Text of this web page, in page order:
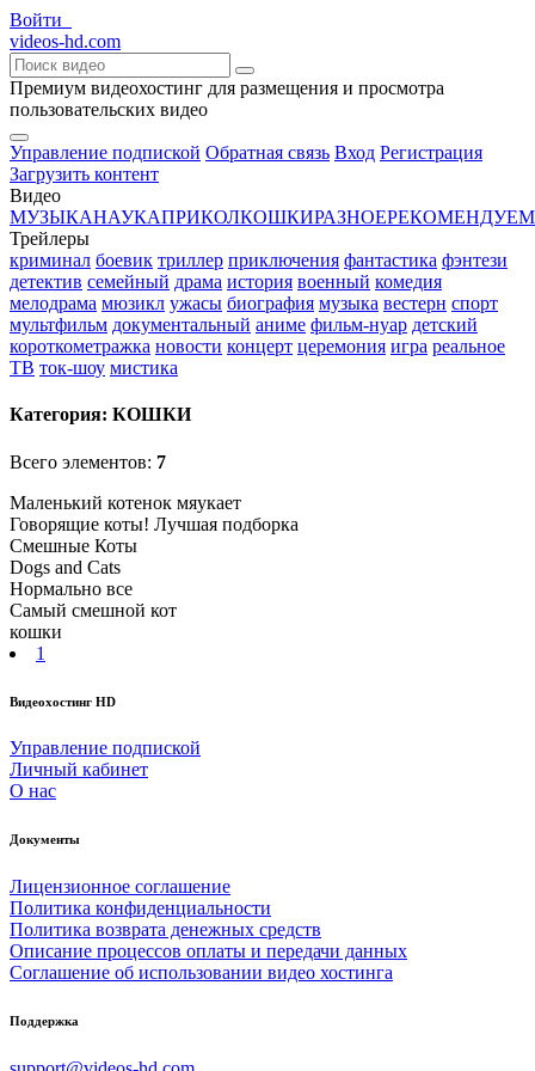
Войти
videos-hd.com
Премиум видеохостинг для размещения и просмотра
пользовательских видео
Управление подпиской Обратная связь Вход Регистрация
Загрузить контент
Видео
МУЗЫКАНАУКАПРИКОЛКОШКИРАЗНОЕРЕКОМЕНДУЕМ
Трейлеры
криминал боевик триллер приключения фантастика фэнтези
детектив семейный драма история военный комедия
мелодрама мюзикл ужасы биография музыка вестерн спорт
мультфильм документальный аниме фильм-нуар детский
короткометражка новости концерт церемония игра реальное
ТВ ток-шоу мистика
Категория: КОШКИ
Всего элементов: 7
Маленький котенок мяукает
Говорящие коты! Лучшая подборка
Смешные Коты
Dogs and Cats
Нормально все
Самый смешной кот
кошки
1
Видеохостинг HD
Управление подпиской
Личный кабинет
О нас
Документы
Лицензионное соглашение
Политика конфиденциальности
Политика возврата денежных средств
Описание процессов оплаты и передачи данных
Соглашение об использовании видео хостинга
Поддержка